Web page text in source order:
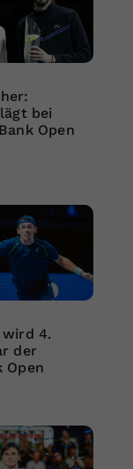
bei
Open
wird 4.
der
Open